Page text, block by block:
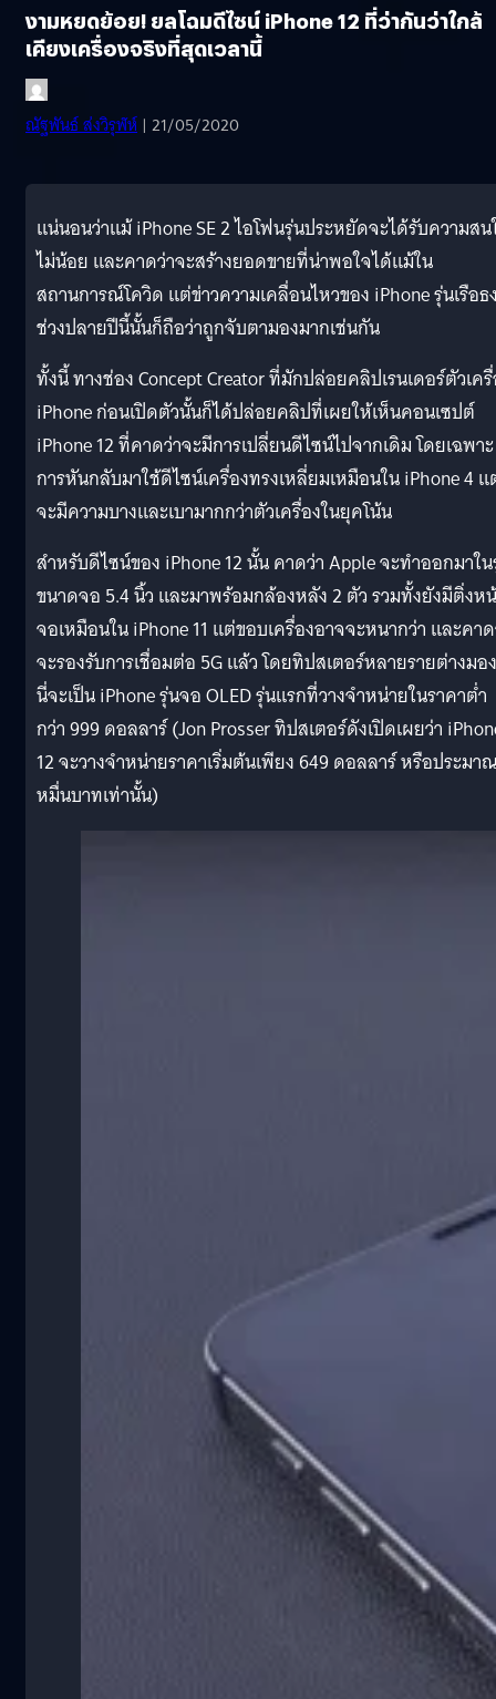
งามหยดย้อย! ยลโฉมดีไซน์ iPhone 12 ที่ว่ากันว่าใกล้
เคียงเครื่องจริงที่สุดเวลานี้
ณัฐพันธ์ ส่งวิรุฬห์ | 21/05/2020
แน่นอนว่าแม้ iPhone SE 2 ไอโฟนรุ่นประหยัดจะได้รับความส
ไม่น้อย และคาดว่าจะสร้างยอดขายที่น่าพอใจได้แม้ใน
สถานการณ์โควิด แต่ข่าวความเคลื่อนไหวของ iPhone รุ่นเรือธ
ช่วงปลายปีนี้นั้นก็ถือว่าถูกจับตามองมากเช่นกัน
ทั้งนี้ ทางช่อง Concept Creator ที่มักปล่อยคลิปเรนเดอร์ตัวเค
iPhone ก่อนเปิดตัวนั้นก็ได้ปล่อยคลิปที่เผยให้เห็นคอนเซปต์
iPhone 12 ที่คาดว่าจะมีการเปลี่ยนดีไซน์ไปจากเดิม โดยเฉพาะ
การหันกลับมาใช้ดีไซน์เครื่องทรงเหลี่ยมเหมือนใน iPhone 4
จะมีความบางและเบามากกว่าตัวเครื่องในยุคโน้น
สำหรับดีไซน์ของ iPhone 12 นั้น คาดว่า Apple จะทำออกมาใ
ขนาดจอ 5.4 นิ้ว และมาพร้อมกล้องหลัง 2 ตัว รวมทั้งยังมีติ่งห
จอเหมือนใน iPhone 11 แต่ขอบเครื่องอาจจะหนากว่า และคา
จะรองรับการเชื่อมต่อ 5G แล้ว โดยทิปสเตอร์หลายรายต่างมอ
นี่จะเป็น iPhone รุ่นจอ OLED รุ่นแรกที่วางจำหน่ายในราคาต่ำ
กว่า 999 ดอลลาร์ (Jon Prosser ทิปสเตอร์ดังเปิดเผยว่า
12 จะวางจำหน่ายราคาเริ่มต้นเพียง 649 ดอลลาร์ หรือประมา
หมื่นบาทเท่านั้น)